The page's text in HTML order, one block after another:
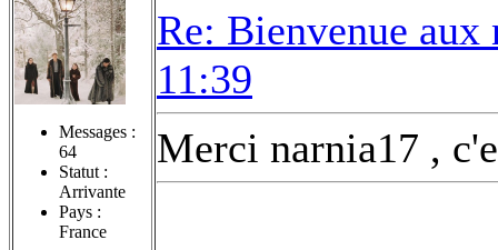
Messages :
64
Statut :
Arrivante
Pays :
France
Re: Bienvenue
11:39
Merci narnia17 ,